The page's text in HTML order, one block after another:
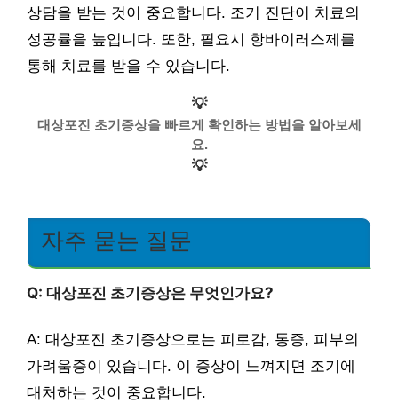
상담을 받는 것이 중요합니다. 조기 진단이 치료의
성공률을 높입니다. 또한, 필요시 항바이러스제를
통해 치료를 받을 수 있습니다.
💡
대상포진 초기증상을 빠르게 확인하는 방법을 알아보세
요.
💡
자주 묻는 질문
Q: 대상포진 초기증상은 무엇인가요?
A: 대상포진 초기증상으로는 피로감, 통증, 피부의
가려움증이 있습니다. 이 증상이 느껴지면 조기에
대처하는 것이 중요합니다.